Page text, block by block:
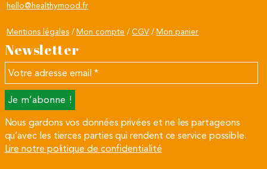
hello@healthymood.fr
Mentions légales Mon compte CGV Mon panier
Newsletter
Votre
email
Nous gardons vos données privées et ne les partageons
qu’avec les tierces parties qui rendent ce service possible.
Lire notre politique de confidentialité